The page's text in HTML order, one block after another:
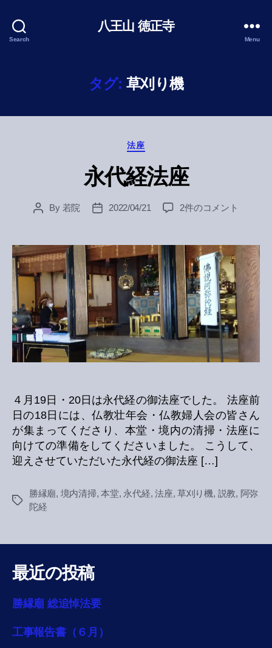
Search
八王山 徳正寺
Menu
タグ: 草刈り機
Categories
法座
永代経法座
PostBy 若院
Post2022/04/21
永
法
座
へ
の
2件のコメント
４月19日・20日は永代経の御法座でした。 法座前
日の18日には、仏教壮年会・仏教婦人会の皆さん
が集まってくださり、本堂・境内の清掃・法座に
向けての準備をしてくださいました。 こうして、
迎えさせていただいた永代経の御法座 […]
Tags
勝縁廟, 境内清掃,本堂, 永代経, 法座, 草刈り機, 説教, 阿弥
陀経
最近の投稿
勝縁廟 総追悼法要
工事報告書（６月）